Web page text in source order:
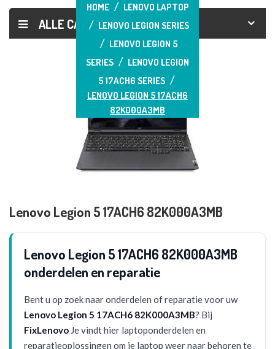
ALLE CATEGORIEËN
HOME
LENOVO LAPTOP
LENOVO LEGION SERIES
LENOVO LEGION 5
SERIES
LENOVO LEGION
5 17ACH6 SERIES
LENOVO LEGION 5 17ACH6
82K000A3MB
Lenovo Legion 5 17ACH6 82K000A3MB
Lenovo Legion 5 17ACH6 82K000A3MB
onderdelen en reparatie
Bent u op zoek naar onderdelen of reparatie voor uw
Lenovo Legion 5 17ACH6 82K000A3MB? Bij
FixLenovo Je vindt hier laptoponderdelen en
reparatieoplossingen om je laptop weer naar behoren te